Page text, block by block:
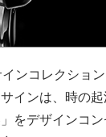
ンコレクショ
インは、時の
をデザインコ